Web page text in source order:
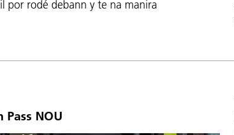
por rodé debann y te na manira
Pass NOU